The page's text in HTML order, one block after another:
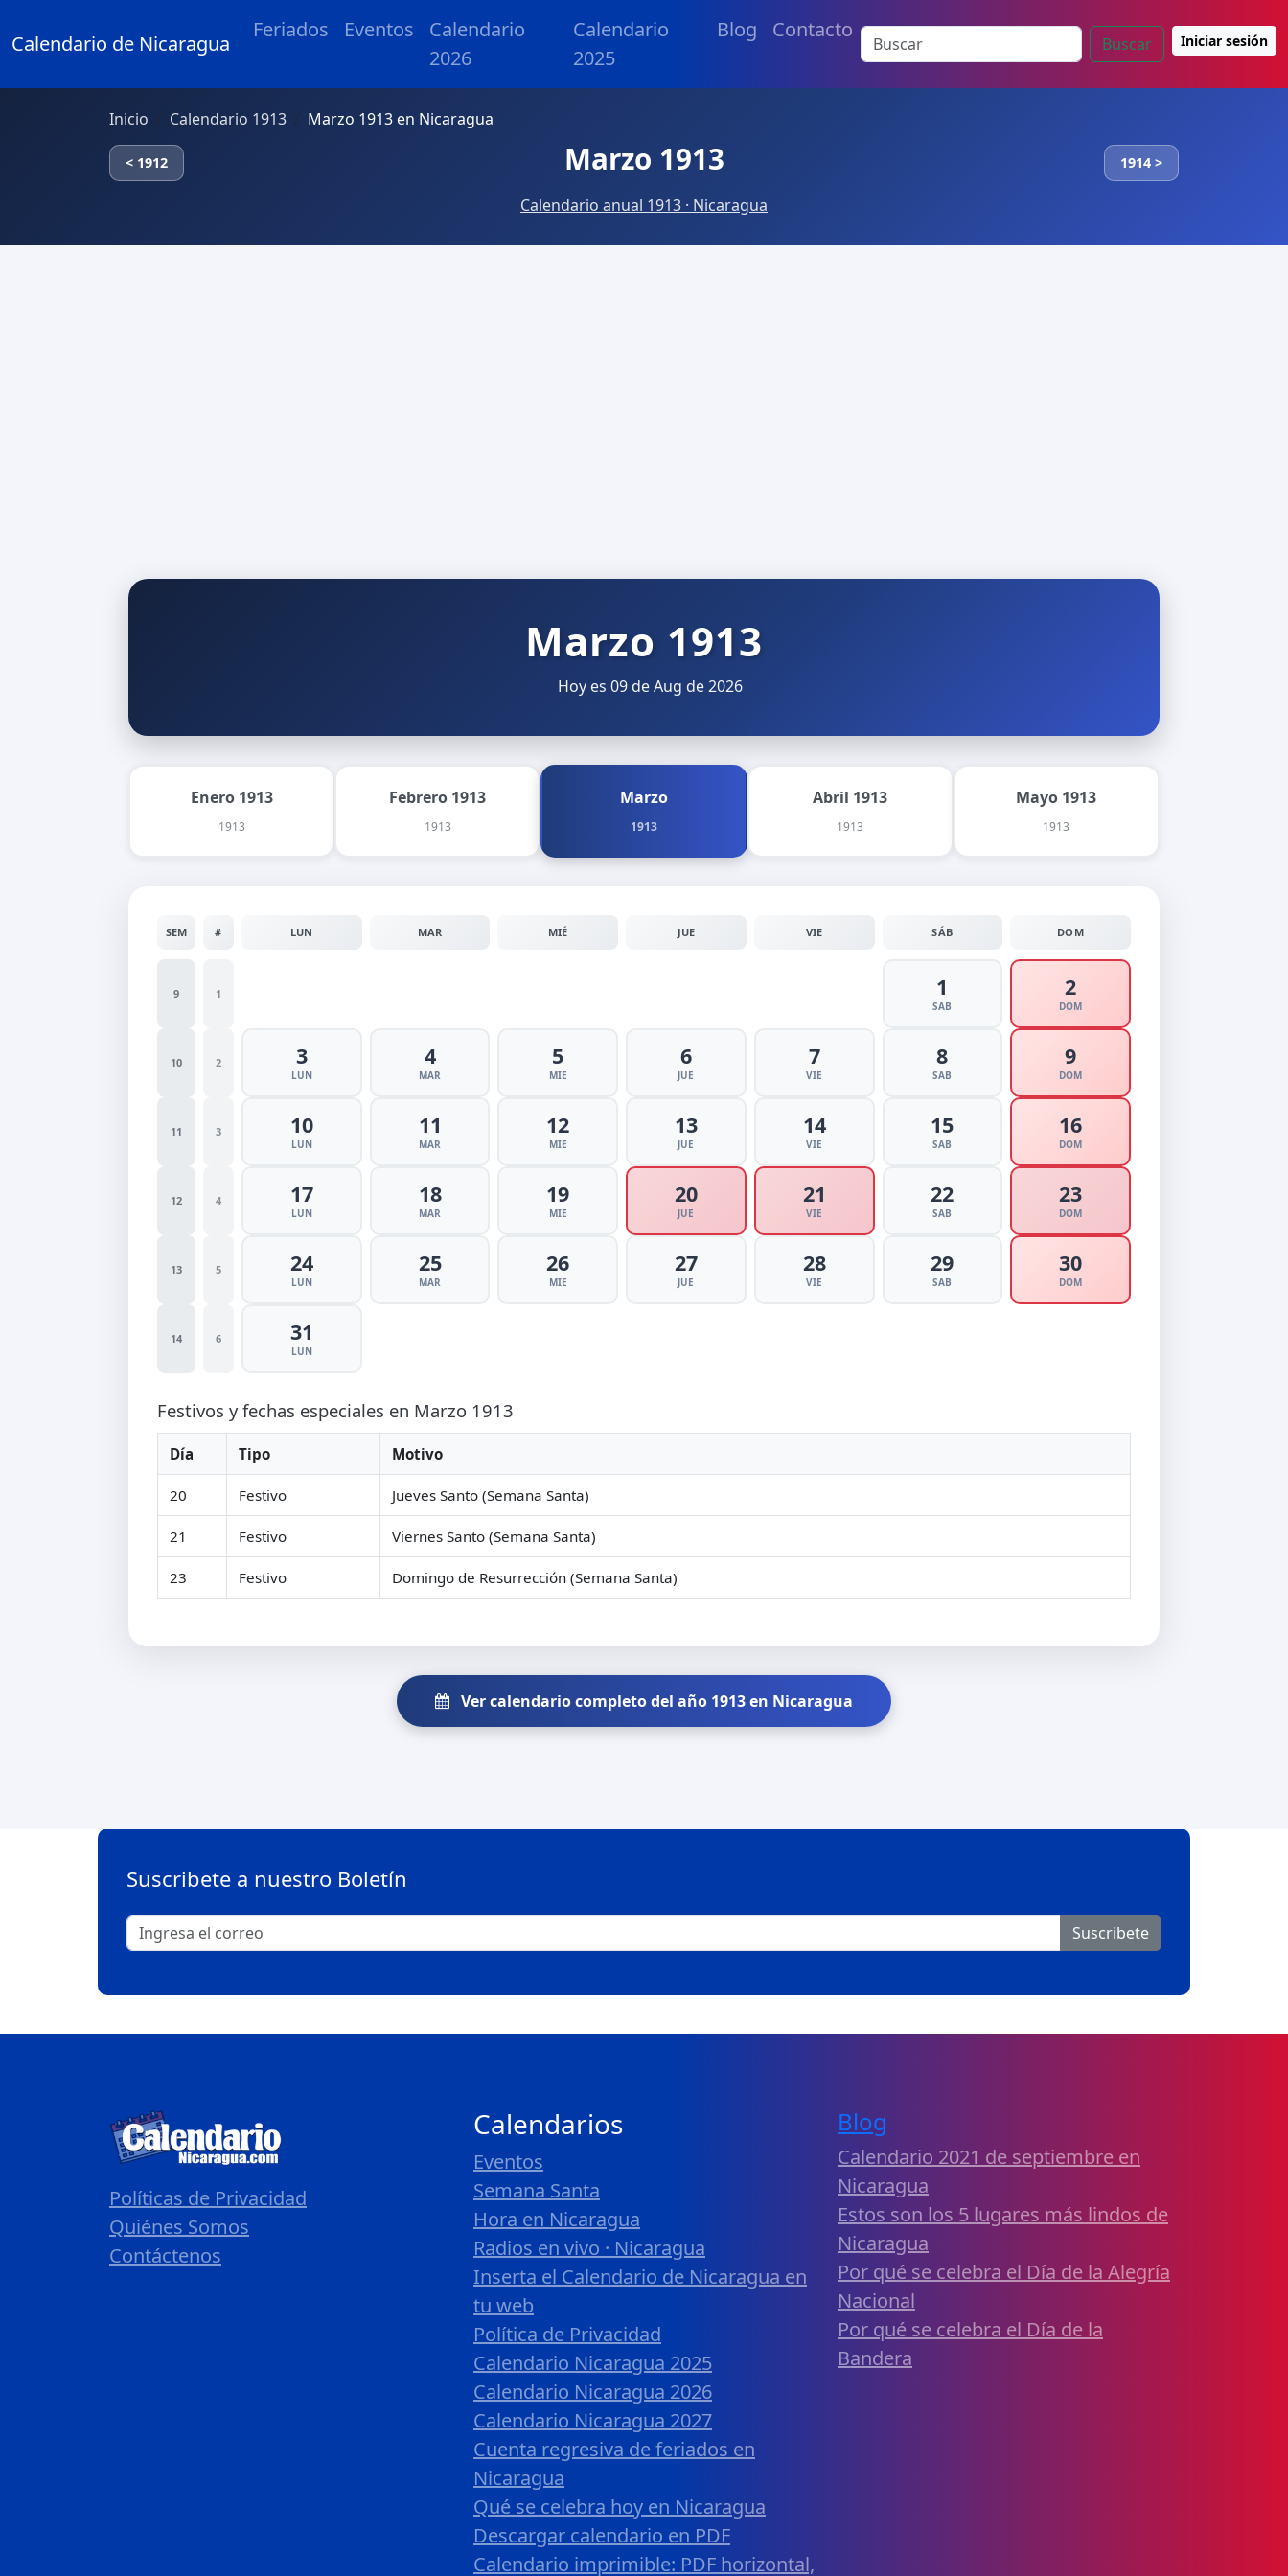
Calendario de Nicaragua
Feriados Eventos
Calendario
2026
Calendario
2025
Blog Contacto
Buscar Iniciar sesión
Inicio Calendario 1913 Marzo 1913 en Nicaragua
< 1912 Marzo 1913 1914 >
Calendario anual 1913 · Nicaragua
Marzo 1913
Hoy es 09 de Aug de 2026
Enero 1913
1913
Febrero 1913
1913
Marzo
1913
Abril 1913
1913
Mayo 1913
1913
SEM # LUN MAR MIÉ JUE VIE SÁB DOM
9 1 1
SAB
2
DOM
10 2 3
LUN
4
MAR
5
MIE
6
JUE
7
VIE
8
SAB
9
DOM
11 3 10
LUN
11
MAR
12
MIE
13
JUE
14
VIE
15
SAB
16
DOM
12 4 17
LUN
18
MAR
19
MIE
20
JUE
21
VIE
22
SAB
23
DOM
13 5 24
LUN
25
MAR
26
MIE
27
JUE
28
VIE
29
SAB
30
DOM
14 6 31
LUN
Festivos y fechas especiales en Marzo 1913
Día Tipo Motivo
20 Festivo Jueves Santo (Semana Santa)
21 Festivo Viernes Santo (Semana Santa)
23 Festivo Domingo de Resurrección (Semana Santa)
Ver calendario completo del año 1913 en Nicaragua
Suscribete a nuestro Boletín
Suscribete
Políticas de Privacidad
Quiénes Somos
Contáctenos
Calendarios
Eventos
Semana Santa
Hora en Nicaragua
Radios en vivo · Nicaragua
Inserta el Calendario de Nicaragua en
tu web
Política de Privacidad
Calendario Nicaragua 2025
Calendario Nicaragua 2026
Calendario Nicaragua 2027
Cuenta regresiva de feriados en
Nicaragua
Qué se celebra hoy en Nicaragua
Descargar calendario en PDF
Calendario imprimible: PDF horizontal,
Blog
Calendario 2021 de septiembre en
Nicaragua
Estos son los 5 lugares más lindos de
Nicaragua
Por qué se celebra el Día de la Alegría
Nacional
Por qué se celebra el Día de la
Bandera